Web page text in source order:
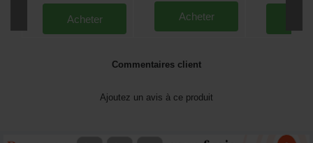
Acheter Acheter
Commentaires client
Ajoutez un avis à ce produit